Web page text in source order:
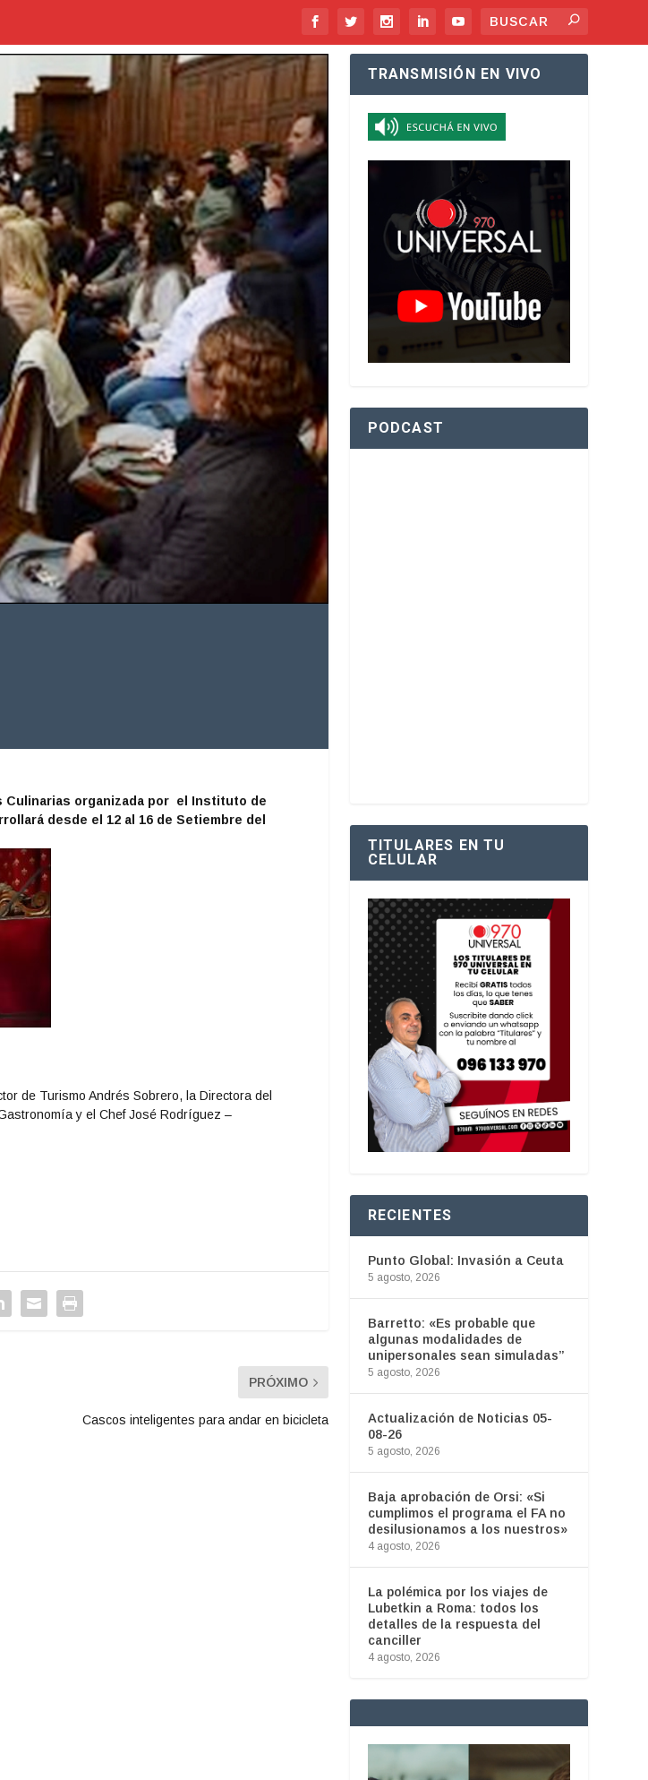
Culinarias organizada por el Instituto de
desde el 12 al 16 de Setiembre del
de Turismo Andrés Sobrero, la Directora del
y el Chef José Rodríguez –
PRÓXIMO
Cascos inteligentes para andar en bicicleta
TRANSMISIÓN EN VIVO
PODCAST
TITULARES EN TU
CELULAR
RECIENTES
Punto Global: Invasión a Ceuta
5 agosto, 2026
Barretto: «Es probable que
algunas modalidades de
unipersonales sean simuladas”
5 agosto, 2026
Actualización de Noticias 05-
08-26
5 agosto, 2026
Baja aprobación de Orsi: «Si
cumplimos el programa el FA no
desilusionamos a los nuestros»
4 agosto, 2026
La polémica por los viajes de
Lubetkin a Roma: todos los
detalles de la respuesta del
canciller
4 agosto, 2026